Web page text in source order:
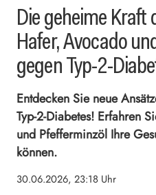
Die geheime Kraft
Hafer, Avocado
gegen Typ-2-
Entdecken Sie neue
Typ-2-Diabetes! Erfahren
und Pfefferminzöl Ihre
können.
30.06.2026, 23:18 Uhr